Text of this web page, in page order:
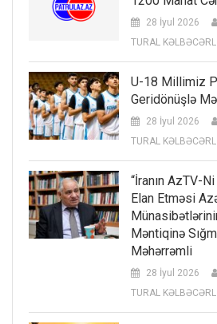
28 İyul 2026
TURAL KƏLBƏCƏRLİ
U-18 Millimiz
Geridönüşlə
28 İyul 2026
TURAL KƏLBƏCƏRLİ
“İranın AzTV-
Elan Etməsi
Məntiqinə
Məhərrəmli
28 İyul 2026
TURAL KƏLBƏCƏRLİ